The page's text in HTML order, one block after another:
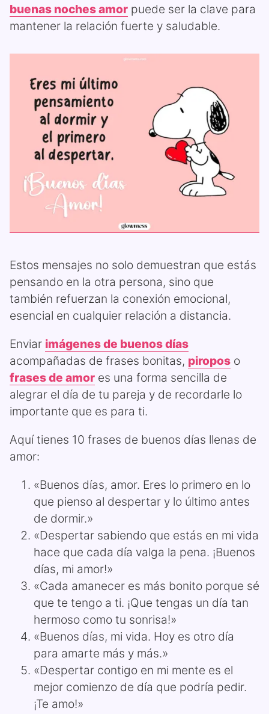
buenas noches amor puede ser la clave para
mantener la relación fuerte y saludable.
Estos mensajes no solo demuestran que estás
pensando en la otra persona, sino que
también refuerzan la conexión emocional,
esencial en cualquier relación a distancia.
Enviar imágenes de buenos días
acompañadas de frases bonitas, piropos o
frases de amor es una forma sencilla de
alegrar el día de tu pareja y de recordarle lo
importante que es para ti.
Aquí tienes 10 frases de buenos días llenas de
amor:
«Buenos días, amor. Eres lo primero en lo
que pienso al despertar y lo último antes
de dormir.»
«Despertar sabiendo que estás en mi vida
hace que cada día valga la pena. ¡Buenos
días, mi amor!»
«Cada amanecer es más bonito porque sé
que te tengo a ti. ¡Que tengas un día tan
hermoso como tu sonrisa!»
«Buenos días, mi vida. Hoy es otro día
para amarte más y más.»
«Despertar contigo en mi mente es el
mejor comienzo de día que podría pedir.
¡Te amo!»